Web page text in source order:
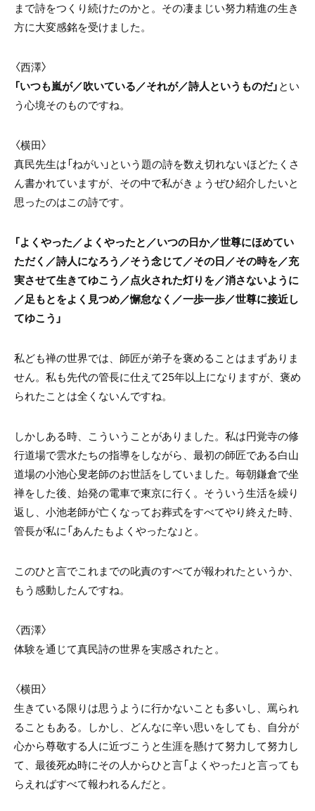
まで詩をつくり続けたのかと。その凄まじい努力精進の生き
方に大変感銘を受けました。
〈西澤〉
「いつも嵐が／吹いている／それが／詩人というものだ」とい
う心境そのものですね。
〈横田〉
真民先生は「ねがい」という題の詩を数え切れないほどたくさ
ん書かれていますが、その中で私がきょうぜひ紹介したいと
思ったのはこの詩です。
「よくやった／よくやったと／いつの日か／世尊にほめてい
ただく／詩人になろう／そう念じて／その日／その時を／充
実させて生きてゆこう／点火された灯りを／消さないように
／足もとをよく見つめ／懈怠なく／一歩一歩／世尊に接近し
てゆこう」
私ども禅の世界では、師匠が弟子を褒めることはまずありま
せん。私も先代の管長に仕えて25年以上になりますが、褒め
られたことは全くないんですね。
しかしある時、こういうことがありました。私は円覚寺の修
行道場で雲水たちの指導をしながら、最初の師匠である白山
道場の小池心叟老師のお世話をしていました。毎朝鎌倉で坐
禅をした後、始発の電車で東京に行く。そういう生活を繰り
返し、小池老師が亡くなってお葬式をすべてやり終えた時、
管長が私に「あんたもよくやったな」と。
このひと言でこれまでの叱責のすべてが報われたというか、
もう感動したんですね。
〈西澤〉
体験を通じて真民詩の世界を実感されたと。
〈横田〉
生きている限りは思うように行かないことも多いし、罵られ
ることもある。しかし、どんなに辛い思いをしても、自分が
心から尊敬する人に近づこうと生涯を懸けて努力して努力し
て、最後死ぬ時にその人からひと言「よくやった」と言っても
らえればすべて報われるんだと。